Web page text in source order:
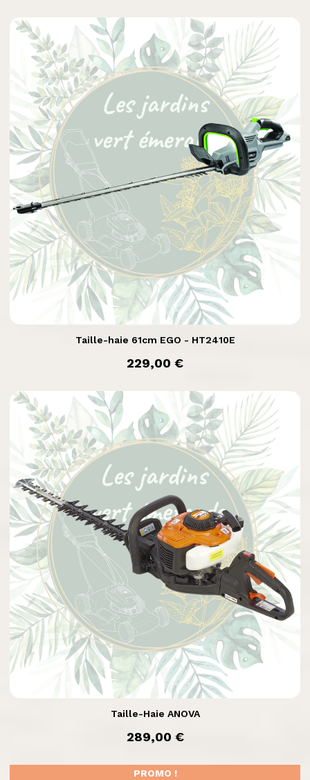
Aperçu rapide
Taille-haie 61cm EGO - HT2410E
prix
229,00 €
Aperçu rapide
Taille-Haie ANOVA
prix
289,00 €
PROMO !